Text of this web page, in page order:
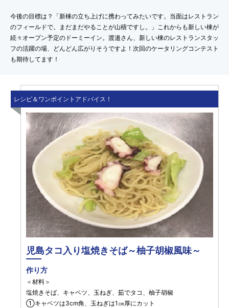
今後の目標は？「新棟の立ち上げに携わってみたいです。当面はレストラン
のフィールドで。まだまだやることが山積ですし。」これからも新しい棟が
続々オープン予定のドーミーイン。渡邉さん、新しい棟のレストランスタッ
フの活躍の場、どんどん広がりそうですよ！次回のケータリングコンテスト
も期待してます！
レシピ＆ワンポイントアドバイス！
児島タコ入り塩焼きそば～柚子胡椒風味～
作り方
＜材料＞
塩焼きそば、キャベツ、玉ねぎ、茹でタコ、柚子胡椒
①キャベツは3cm角、玉ねぎは1㎝厚にカット